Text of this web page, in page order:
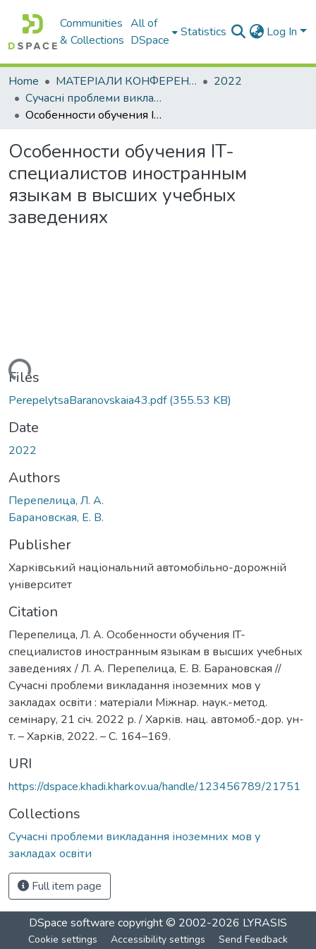
Communities
& Collections
All of
DSpace
Statistics Log In
Home МАТЕРІАЛИ КОНФЕРЕНЦІЙ
2022
Сучасні проблеми викладання іноземних мов у закладах освіти
Особенности обучения IT-специалистов иностранным языкам в высших учебных заведениях
Особенности обучения IT-
специалистов иностранным
языкам в высших учебных
заведениях
Files
PerepelytsaBaranovskaia43.pdf(355.53 KB)
Date
2022
Authors
Перепелица, Л. А.
Барановская, Е. В.
Publisher
Харківський національний автомобільно-дорожній
університет
Citation
Перепелица, Л. А. Особенности обучения IT-
специалистов иностранным языкам в высших учебных
заведениях / Л. А. Перепелица, Е. В. Барановская //
Сучасні проблеми викладання іноземних мов у
закладах освіти : матеріали Міжнар. наук.-метод.
семінару, 21 січ. 2022 р. / Харків. нац. автомоб.-дор. ун-
т. – Харків, 2022. – С. 164–169.
URI
https://dspace.khadi.kharkov.ua/handle/123456789/21751
Collections
Сучасні проблеми викладання іноземних мов у
закладах освіти
Full item page
DSpace software copyright © 2002-2026 LYRASIS
Cookie settings Accessibility settings Send Feedback